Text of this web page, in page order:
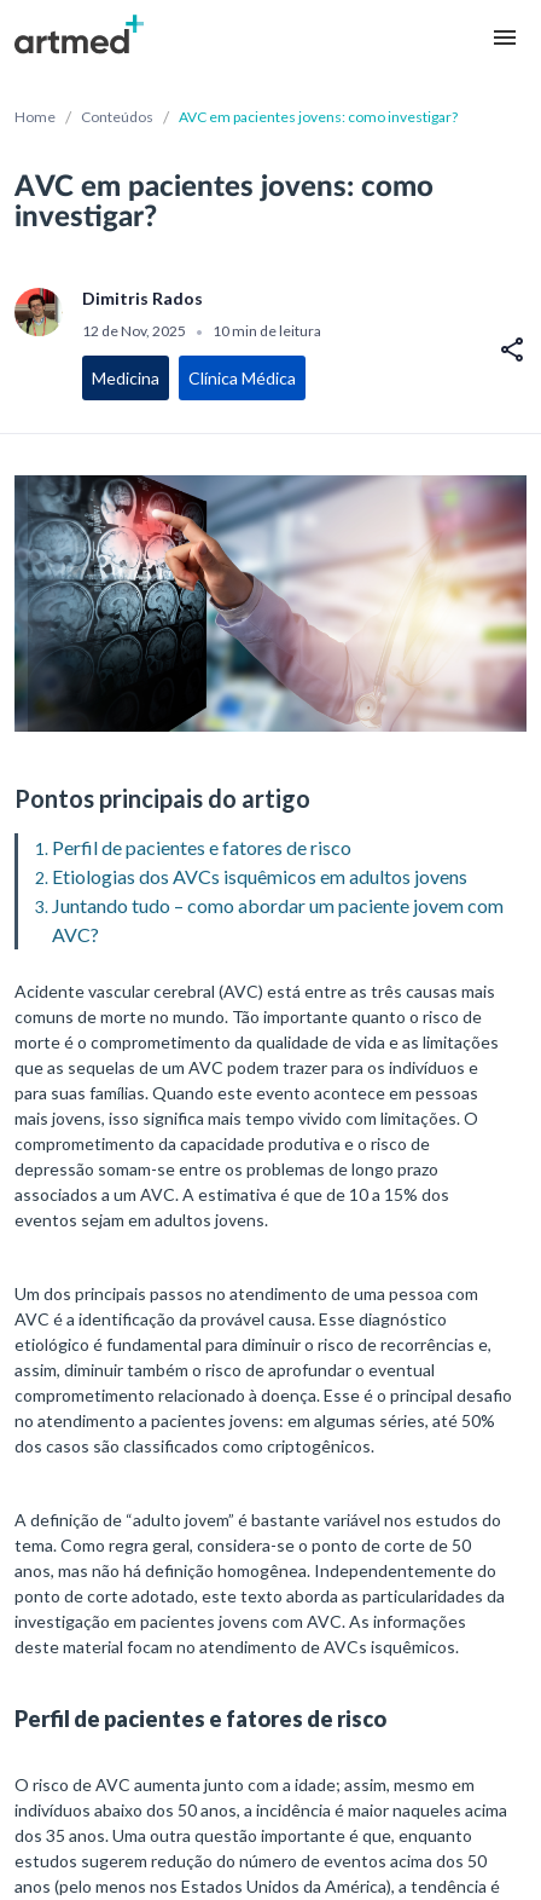
Home / Conteúdos / AVC em pacientes jovens: como investigar?
AVC em pacientes jovens: como
investigar?
Dimitris Rados
12 de Nov, 2025 • 10 min de leitura
Medicina Clínica Médica
Pontos principais do artigo
Perfil de pacientes e fatores de risco
Etiologias dos AVCs isquêmicos em adultos jovens
Juntando tudo – como abordar um paciente jovem com
AVC?
Acidente vascular cerebral (AVC) está entre as três causas mais
comuns de morte no mundo. Tão importante quanto o risco de
morte é o comprometimento da qualidade de vida e as limitações
que as sequelas de um AVC podem trazer para os indivíduos e
para suas famílias. Quando este evento acontece em pessoas
mais jovens, isso significa mais tempo vivido com limitações. O
comprometimento da capacidade produtiva e o risco de
depressão somam-se entre os problemas de longo prazo
associados a um AVC. A estimativa é que de 10 a 15% dos
eventos sejam em adultos jovens.
Um dos principais passos no atendimento de uma pessoa com
AVC é a identificação da provável causa. Esse diagnóstico
etiológico é fundamental para diminuir o risco de recorrências e,
assim, diminuir também o risco de aprofundar o eventual
comprometimento relacionado à doença. Esse é o principal desafio
no atendimento a pacientes jovens: em algumas séries, até 50%
dos casos são classificados como criptogênicos.
A definição de “adulto jovem” é bastante variável nos estudos do
tema. Como regra geral, considera-se o ponto de corte de 50
anos, mas não há definição homogênea. Independentemente do
ponto de corte adotado, este texto aborda as particularidades da
investigação em pacientes jovens com AVC. As informações
deste material focam no atendimento de AVCs isquêmicos.
Perfil de pacientes e fatores de risco
O risco de AVC aumenta junto com a idade; assim, mesmo em
indivíduos abaixo dos 50 anos, a incidência é maior naqueles acima
dos 35 anos. Uma outra questão importante é que, enquanto
estudos sugerem redução do número de eventos acima dos 50
anos (pelo menos nos Estados Unidos da América), a tendência é